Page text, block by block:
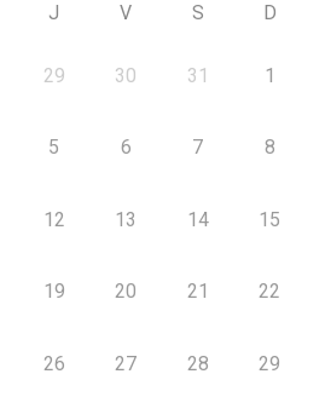
J V S D
29 30 31 1
5 6 7 8
12 13 14 15
19 20 21 22
26 27 28 29